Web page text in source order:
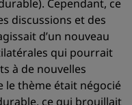
). Cependant, ce
discussions et des
d’un nouveau
qui pourrait
à de nouvelles
le thème était négocié
, ce qui brouillait